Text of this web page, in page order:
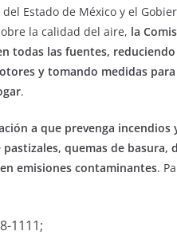
Estado de México y el
la calidad del aire, la
todas las fuentes,
y tomando medidas
.
a que prevenga incendios
quemas de
emisiones contaminantes.
1111;